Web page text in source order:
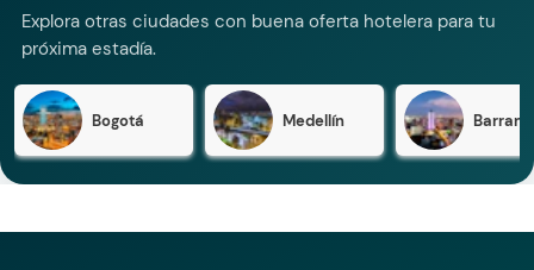
Explora otras ciudades con buena oferta hotelera para tu
próxima estadía.
Bogotá Medellín